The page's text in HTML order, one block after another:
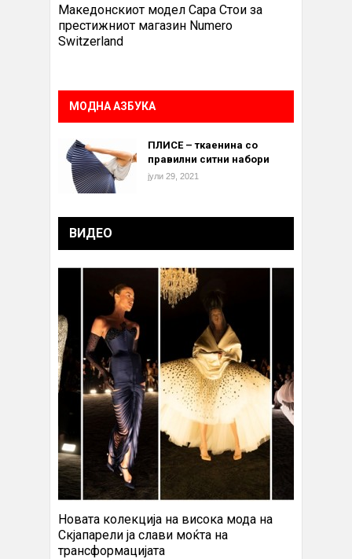
Македонскиот модел Сара Стои за
престижниот магазин Numero
Switzerland
МОДНА АЗБУКА
ПЛИСЕ – ткаенина со
правилни ситни набори
јули 29, 2021
ВИДЕО
Новата колекција на висока мода на
Скјапарели ја слави моќта на
трансформацијата